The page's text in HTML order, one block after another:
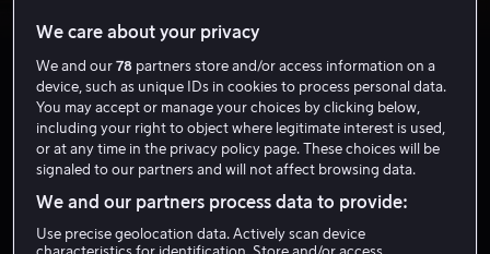
Playing with Fire
2019 1 t 32 min
We care about your privacy
We and our78 partners store and/or access information on a
device, such as unique IDs in cookies to process personal data.
You may accept or manage your choices by clicking below,
including your right to object where legitimate interest is used,
or at any time in the privacy policy page. These choices will be
signaled to our partners and will not affect browsing data.
We and our partners process data to provide:
Use precise geolocation data. Actively scan device
characteristics for identification. Store and/or access